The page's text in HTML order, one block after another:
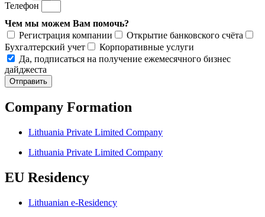
Телефон
Чем мы можем Вам помочь?
Регистрация компании
Открытие банковского счёта
Бухгалтерский учет
Корпоративные услуги
Да, подписаться на получение ежемесячного бизнес
дайджеста
Отправить
Company Formation
Lithuania Private Limited Company
Lithuania Private Limited Company
EU Residency
Lithuanian e-Residency